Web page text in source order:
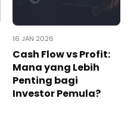
16 JAN 2026
Cash Flow vs Profit:
Mana yang Lebih
Penting bagi
Investor Pemula?